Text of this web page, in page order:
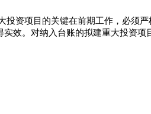
投资项目的关键在前期工作，必须
效。对纳入台账的拟建重大投资